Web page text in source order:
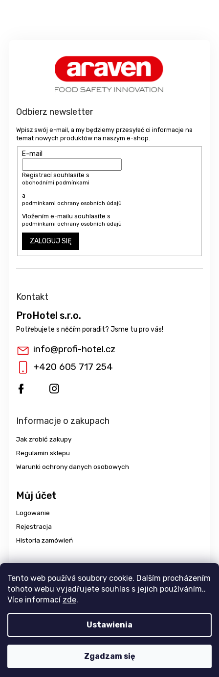
Tento web používá soubory cookie. Dalším procházením
tohoto webu vyjadřujete souhlas s jejich používáním..
Více informací zde.
Ustawienia
Zgadzam się
Odbierz newsletter
Wpisz swój e-mail, a my będziemy przesyłać ci informacje na
temat nowych produktów na naszym e-shop.
E-mail
Registrací souhlasíte s
obchodními podmínkami
a
podmínkami ochrany osobních údajů
Vložením e-mailu souhlasíte s
podmínkami ochrany osobních údajů
ZALOGUJ SIĘ
Kontakt
ProHotel s.r.o.
info@profi-hotel.cz
+420 605 717 254
Informacje o zakupach
Jak zrobić zakupy
Regulamin sklepu
Warunki ochrony danych osobowych
Můj účet
Logowanie
Rejestracja
Historia zamówień
Edytuj ustawienia plików cookie